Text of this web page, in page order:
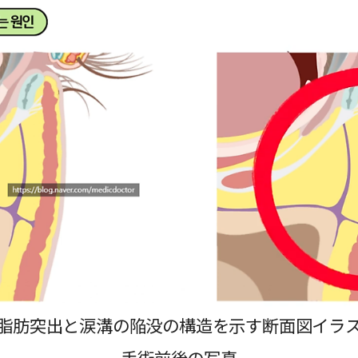
肪突出と涙溝の陥没の構造を示す断面図イラ